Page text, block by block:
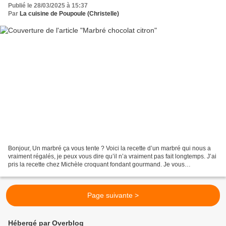
Publié le 28/03/2025 à 15:37
Par La cuisine de Poupoule (Christelle)
Bonjour, Un marbré ça vous tente ? Voici la recette d’un marbré qui nous a
vraiment régalés, je peux vous dire qu’il n’a vraiment pas fait longtemps. J’ai
pris la recette chez Michèle croquant fondant gourmand. Je vous
Page suivante >
Hébergé par Overblog